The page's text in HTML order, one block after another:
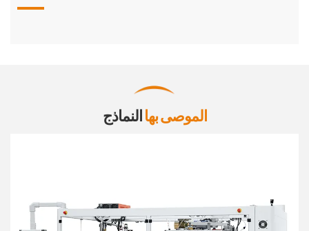
الموصى بهاالنماذج